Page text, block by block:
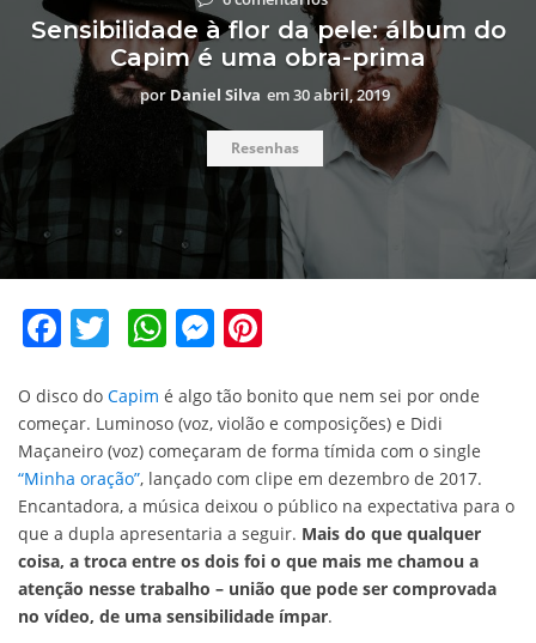
Sensibilidade à flor da pele: álbum do
Capim é uma obra-prima
por Daniel Silva em30 abril, 2019
Resenhas
Facebook
Twitter
WhatsApp
Messenger
O disco do Capim é algo tão bonito que nem sei por onde
começar. Luminoso (voz, violão e composições) e Didi
Maçaneiro (voz) começaram de forma tímida com o single
“Minha oração”, lançado com clipe em dezembro de 2017.
Encantadora, a música deixou o público na expectativa para o
que a dupla apresentaria a seguir. Mais do que qualquer
coisa, a troca entre os dois foi o que mais me chamou a
atenção nesse trabalho – união que pode ser comprovada
no vídeo, de uma sensibilidade ímpar.